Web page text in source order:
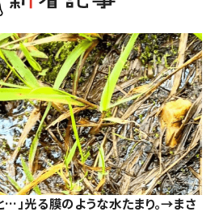
…」光る膜のような水たまり。→まさ